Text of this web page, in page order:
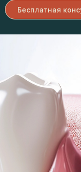
Бесплатная